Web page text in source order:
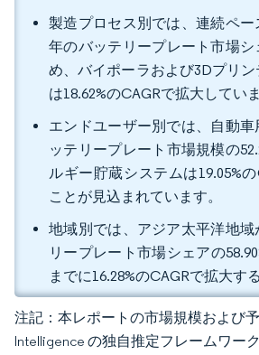
製造プロセス別では、連続ペー
年のバッテリープレート市場シ
め、バイポーラおよび3Dプリン
は18.62%のCAGRで拡大していま
エンドユーザー別では、自動車
ッテリープレート市場規模の
ルギー貯蔵システムは19.05%
ことが見込まれています。
地域別では、アジア太平洋地域
リープレート市場シェアの
までに16.28%のCAGRで拡大す
注記：本レポートの市場規模および
Intelligence の独自推定フレームワー